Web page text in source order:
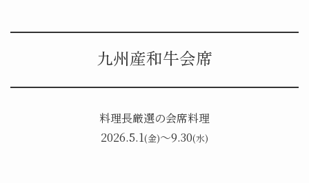
九州産和牛会席
料理長厳選の会席料理
2026.5.1(金)〜9.30(水)